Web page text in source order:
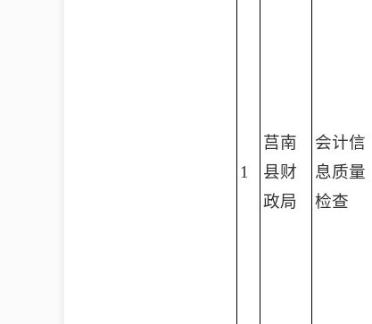
1
莒南
县财
政局
会计信
息质量
检查